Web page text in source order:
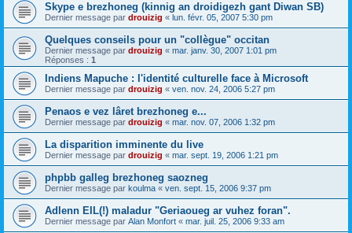
Skype e brezhoneg (kinnig an droidigezh gant Diwan SB)
Dernier message par drouizig « lun. févr. 05, 2007 5:30 pm
Quelques conseils pour un "collègue" occitan
Dernier message par drouizig « mar. janv. 30, 2007 1:01 pm
Réponses : 1
Indiens Mapuche : l'identité culturelle face à Microsoft
Dernier message par drouizig « ven. nov. 24, 2006 5:27 pm
Penaos e vez lâret brezhoneg e...
Dernier message par drouizig « mar. nov. 07, 2006 1:32 pm
La disparition imminente du live
Dernier message par drouizig « mar. sept. 19, 2006 1:21 pm
phpbb galleg brezhoneg saozneg
Dernier message par koulma « ven. sept. 15, 2006 9:37 pm
Adlenn EIL(!) maladur "Geriaoueg ar vuhez foran".
Dernier message par Alan Monfort « mar. juil. 25, 2006 9:33 am